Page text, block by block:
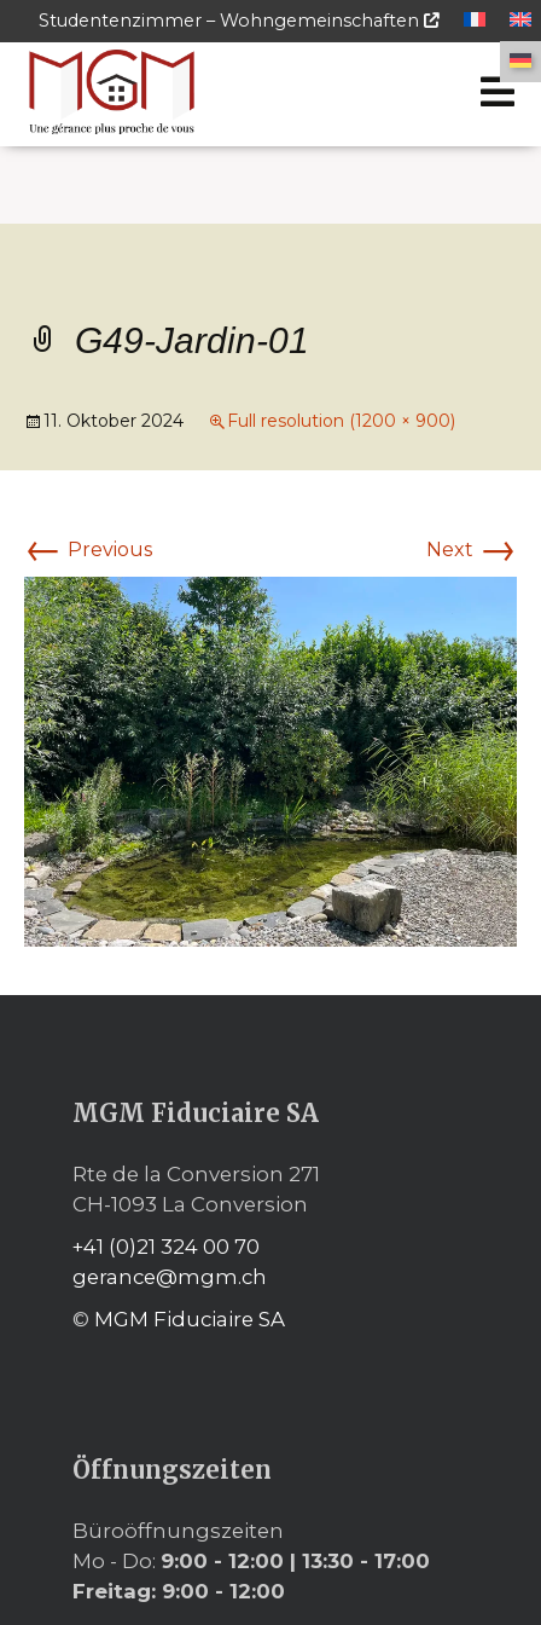
Studentenzimmer – Wohngemeinschaften
G49-Jardin-01
11. Oktober 2024 Full resolution (1200 × 900)
← Previous Next →
MGM Fiduciaire SA
Rte de la Conversion 271
CH-1093 La Conversion
+41 (0)21 324 00 70
gerance@mgm.ch
© MGM Fiduciaire SA
Öffnungszeiten
Büroöffnungszeiten
Mo - Do: 9:00 - 12:00 | 13:30 - 17:00
Freitag: 9:00 - 12:00